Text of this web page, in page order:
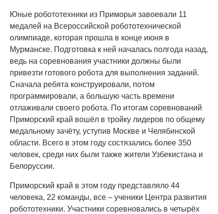
Юные робототехники из Приморья завоевали 11
медалей на Всероссийской робототехнической
олимпиаде, которая прошла в конце июня в
Мурманске. Подготовка к ней началась полгода назад,
ведь на соревнования участники должны были
привезти готового робота для выполнения заданий.
Сначала ребята конструировали, потом
программировали, а большую часть времени
отлаживали своего робота. По итогам соревнований
Приморский край вошёл в тройку лидеров по общему
медальному зачёту, уступив Москве и Челябинской
области. Всего в этом году состязались более 350
человек, среди них были также жители Узбекистана и
Белоруссии.
Приморский край в этом году представляло 44
человека, 22 команды, все – ученики Центра развития
робототехники. Участники соревновались в четырёх